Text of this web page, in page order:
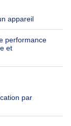
à vendre
à De Pinte